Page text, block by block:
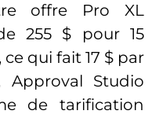
offre Pro XL
255 $ pour 15
qui fait 17 $ par
Approval Studio
de tarification